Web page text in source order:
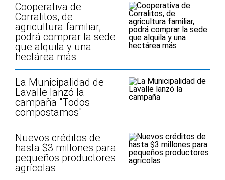
Cooperativa de
Corralitos, de
agricultura familiar,
podrá comprar la sede
que alquila y una
hectárea más
La Municipalidad de
Lavalle lanzó la
campaña "Todos
compostamos"
Nuevos créditos de
hasta $3 millones para
pequeños productores
agrícolas